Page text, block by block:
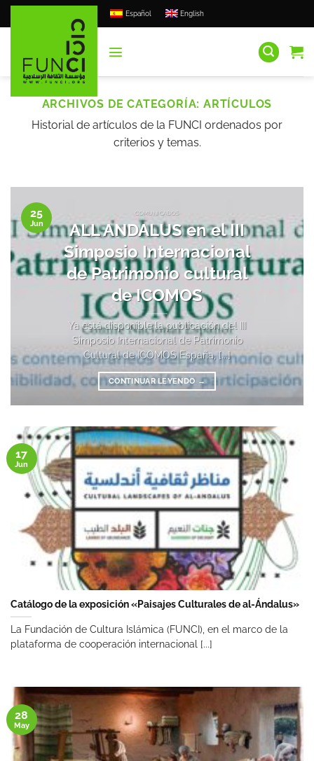
Saltar
al
Español English
ARCHIVOS DE CATEGORÍA:ARTÍCULOS
Historial de artículos de la FUNCI ordenados por
criterios y temas.
COMUNICADOS
ALL ANDALUS en el III
Simposio Internacional
de Patrimonio cultural
de ICOMOS
Ya está disponible la publicación del III
Simposio Internacional de Patrimonio
Cultural de ICOMOS España, [...]
CONTINUAR LEYENDO →
25
Jun
Catálogo de la exposición «Paisajes Culturales de al-Ándalus»
La Fundación de Cultura Islámica (FUNCI), en el marco de la
plataforma de cooperación internacional [...]
17
Jun
28
May